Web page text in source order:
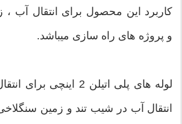
کاربرد این محصول برای انتقال آب
و پروژه های راه سازی میباشد.
لوله های پلی اتیلن 2
انتقال آب در شیب تند و زمین